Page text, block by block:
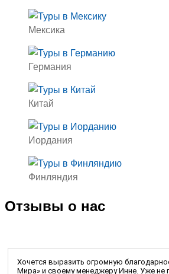
Мексика
Германия
Китай
Иордания
Финляндия
Отзывы о нас
Хочется выразить огромную
Мира» и своему менеджеру Инне. Уже не